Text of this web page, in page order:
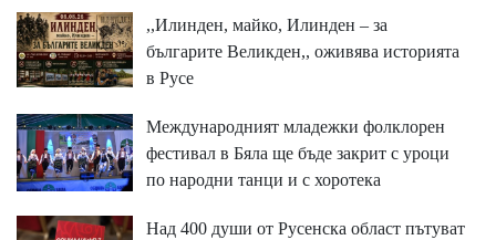
,,Илинден, майко, Илинден – за
българите Великден,, оживява историята
в Русе
Международният младежки фолклорен
фестивал в Бяла ще бъде закрит с уроци
по народни танци и с хоротека
Над 400 души от Русенска област пътуват